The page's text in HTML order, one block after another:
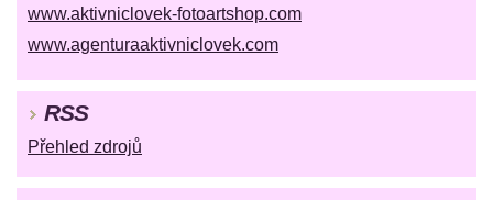
www.aktivniclovek-fotoartshop.com
www.agenturaaktivniclovek.com
RSS
Přehled zdrojů